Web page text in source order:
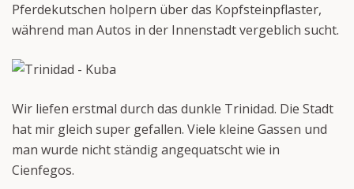
Pferdekutschen holpern über das Kopfsteinpflaster,
während man Autos in der Innenstadt vergeblich sucht.
Wir liefen erstmal durch das dunkle Trinidad. Die Stadt
hat mir gleich super gefallen. Viele kleine Gassen und
man wurde nicht ständig angequatscht wie in
Cienfegos.